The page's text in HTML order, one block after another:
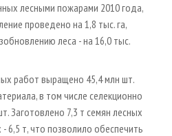
лесными пожарами 2010 года,
проведено на 1,8 тыс. га,
леса - на 16,0 тыс.
работ выращено 45,4 млн шт.
в том числе селекционно
Заготовлено 7,3 т семян лесных
6,5 т, что позволило обеспечить